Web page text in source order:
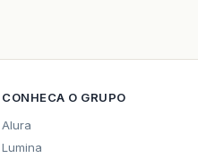
CONHECA O GRUPO
Alura
Lumina